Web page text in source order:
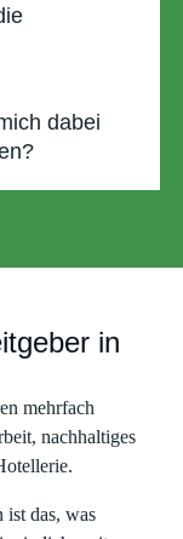
dabei
in
mehrfach
nachhaltiges
ist das, was